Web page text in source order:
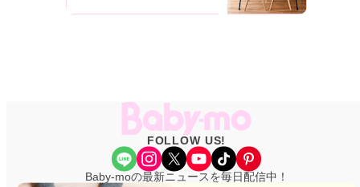
FOLLOW US!
Share Icon Instagram X YouTube TikTok Pinterest
Baby-moの最新ニュースを毎日配信中！